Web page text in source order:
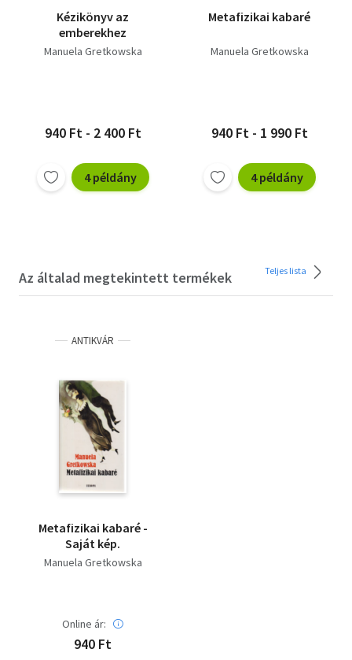
Kézikönyv az
emberekhez
Manuela Gretkowska
940 Ft - 2 400 Ft
4 példány
Metafizikai kabaré
Manuela Gretkowska
940 Ft - 1 990 Ft
4 példány
Az általad megtekintett termékek Teljes lista
ANTIKVÁR
Metafizikai kabaré -
Saját kép.
Manuela Gretkowska
Online ár:
940 Ft